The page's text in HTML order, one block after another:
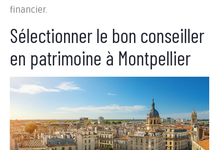
financier.
Sélectionner le bon conseiller
en patrimoine à Montpellier